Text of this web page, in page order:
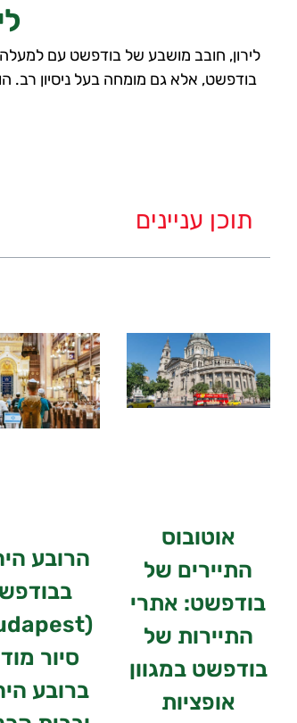
בודפשט, אלא גם מומחה בעל ניסיון רב.
תוכן עניינים
אוטובוס
התיירים של
בודפשט: אתרי
התיירות של
בודפשט במגוון
אופציות
הרובע
סיור
ברובע